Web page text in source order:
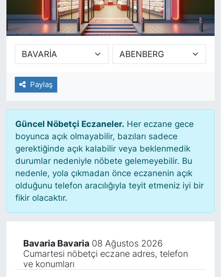
Paylaş
Güncel Nöbetçi Eczaneler. Her eczane gece
boyunca açık olmayabilir, bazıları sadece
gerektiğinde açık kalabilir veya beklenmedik
durumlar nedeniyle nöbete gelemeyebilir. Bu
nedenle, yola çıkmadan önce eczanenin açık
olduğunu telefon aracılığıyla teyit etmeniz iyi bir
fikir olacaktır.
Bavaria Bavaria08 Ağustos 2026
Cumartesi nöbetçi eczane adres, telefon
ve konumları
SİYASET
SAĞLIK